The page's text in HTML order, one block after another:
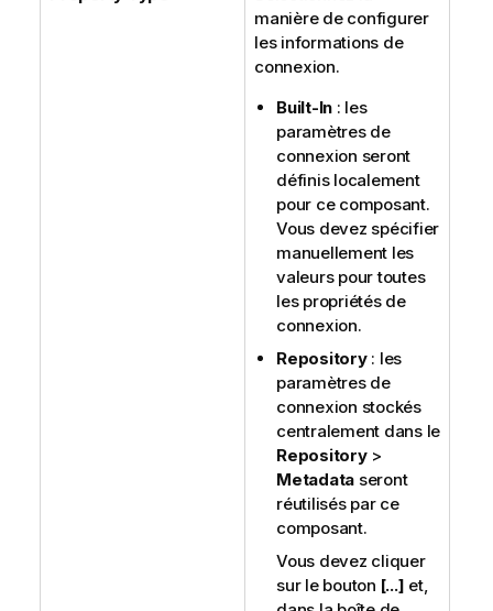
manière de configurer
les informations de
connexion.
Built-In : les
paramètres de
connexion seront
définis localement
pour ce composant.
Vous devez spécifier
manuellement les
valeurs pour toutes
les propriétés de
connexion.
Repository: les
paramètres de
connexion stockés
centralement dans le
Repository>
Metadata seront
réutilisés par ce
composant.
Vous devez cliquer
sur le bouton [...] et,